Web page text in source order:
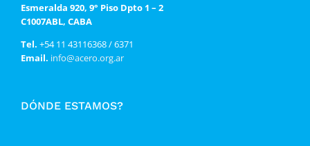
Esmeralda 920, 9° Piso Dpto 1 – 2
C1007ABL, CABA
Tel. +54 11 43116368 / 6371
Email. info@acero.org.ar
DÓNDE ESTAMOS?